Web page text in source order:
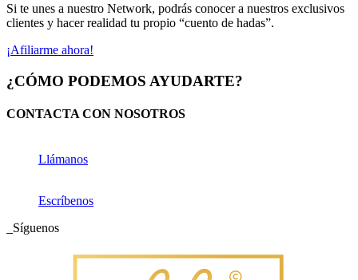
Si te unes a nuestro Network, podrás conocer a nuestros exclusivos
clientes y hacer realidad tu propio “cuento de hadas”.
¡Afiliarme ahora!
¿CÓMO PODEMOS AYUDARTE?
CONTACTA CON NOSOTROS
Llámanos
Escríbenos
Síguenos